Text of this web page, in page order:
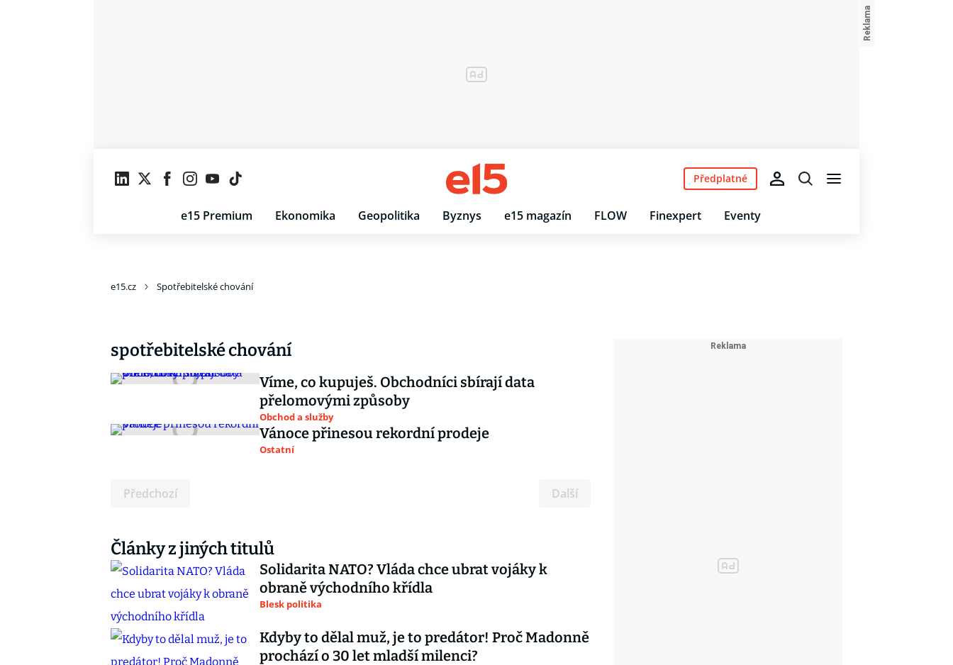
e15 Premium Ekonomika Geopolitika Byznys e15 magazín FLOW Finexpert Eventy
Předplatné
e15.cz Spotřebitelské chování
spotřebitelské chování
Víme, co kupuješ. Obchodníci sbírají data
přelomovými způsoby
Obchod a služby
Vánoce přinesou rekordní prodeje
Ostatní
Předchozí Další
Články z jiných titulů
Solidarita NATO? Vláda chce ubrat vojáky k
obraně východního křídla
Blesk politika
Kdyby to dělal muž, je to predátor! Proč Madonně
prochází o 30 let mladší milenci?